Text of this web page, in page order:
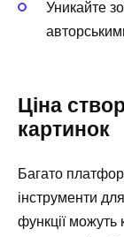
Уникайте
Ціна
картинок
Багато
інструменти
функції можуть